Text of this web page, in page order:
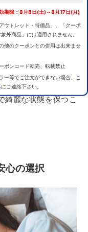
期限：8月8日(土)～8月17日(月)
ウトレット・特価品」、「クーポ
象外商品」には適用されません。
他のクーポンとの併用は出来ませ
ポンコード転売、転載禁止
ー等でご注文ができない場合、
こ
にご連絡下さい。
高さとなっていま
ーズに通過できる
まりやすいベッド
綺麗な状態を保つこ
心の選択